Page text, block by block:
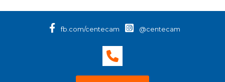
fb.com/centecam @centecam